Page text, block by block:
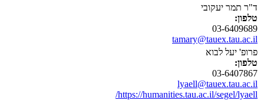
ד"ר תמר יעקובי
טלפון:
03-6409689
tamary@tauex.tau.ac.il
פרופ' יעל לבוא
טלפון:
03-6407867
lyaell@tauex.tau.ac.il
https://humanities.tau.ac.il/segel/lyaell/